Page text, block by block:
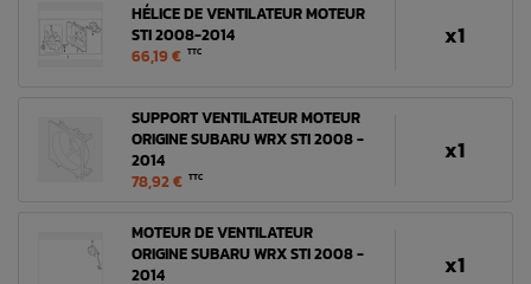
HÉLICE DE VENTILATEUR MOTEUR
STI 2008-2014
66,19 € TTC x1
SUPPORT VENTILATEUR MOTEUR
ORIGINE SUBARU WRX STI 2008 -
2014
78,92 € TTC
x1
MOTEUR DE VENTILATEUR
ORIGINE SUBARU WRX STI 2008 -
2014
x1